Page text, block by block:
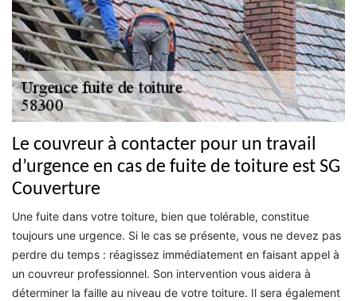
Le couvreur à contacter pour un travail
d’urgence en cas de fuite de toiture est SG
Couverture
Une fuite dans votre toiture, bien que tolérable, constitue
toujours une urgence. Si le cas se présente, vous ne devez pas
perdre du temps : réagissez immédiatement en faisant appel à
un couvreur professionnel. Son intervention vous aidera à
déterminer la faille au niveau de votre toiture. Il sera également